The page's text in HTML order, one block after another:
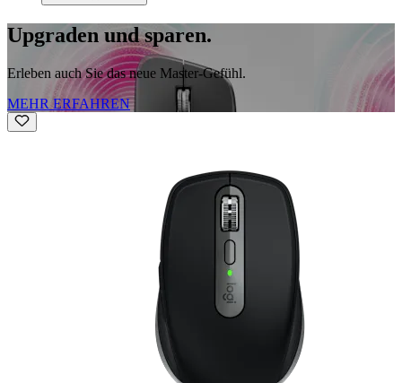
Upgraden und sparen.
Erleben auch Sie das neue Master-Gefühl.
MEHR ERFAHREN